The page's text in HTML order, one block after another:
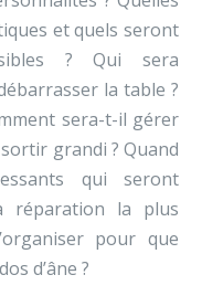
et quels seront
? Qui sera
la table ?
sera-t-il gérer
grandi ? Quand
qui seront
réparation la plus
pour que
d’âne ?